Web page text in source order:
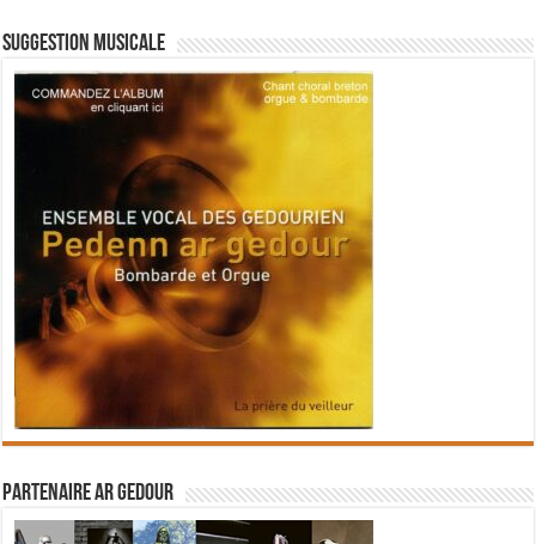
Suggestion musicale
Partenaire Ar Gedour